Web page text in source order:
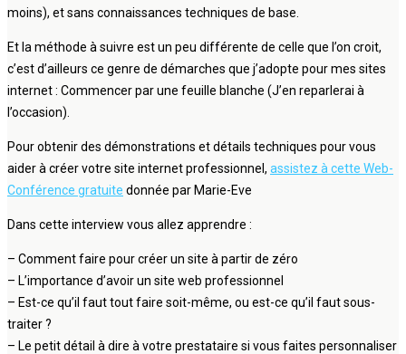
moins), et sans connaissances techniques de base.
Et la méthode à suivre est un peu différente de celle que l’on croit,
c’est d’ailleurs ce genre de démarches que j’adopte pour mes sites
internet : Commencer par une feuille blanche (J’en reparlerai à
l’occasion).
Pour obtenir des démonstrations et détails techniques pour vous
aider à créer votre site internet professionnel, assistez à cette Web-
Conférence gratuite donnée par Marie-Eve
Dans cette interview vous allez apprendre :
– Comment faire pour créer un site à partir de zéro
– L’importance d’avoir un site web professionnel
– Est-ce qu’il faut tout faire soit-même, ou est-ce qu’il faut sous-
traiter ?
– Le petit détail à dire à votre prestataire si vous faites personnaliser